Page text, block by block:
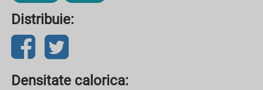
Distribuie:
Densitate calorica: